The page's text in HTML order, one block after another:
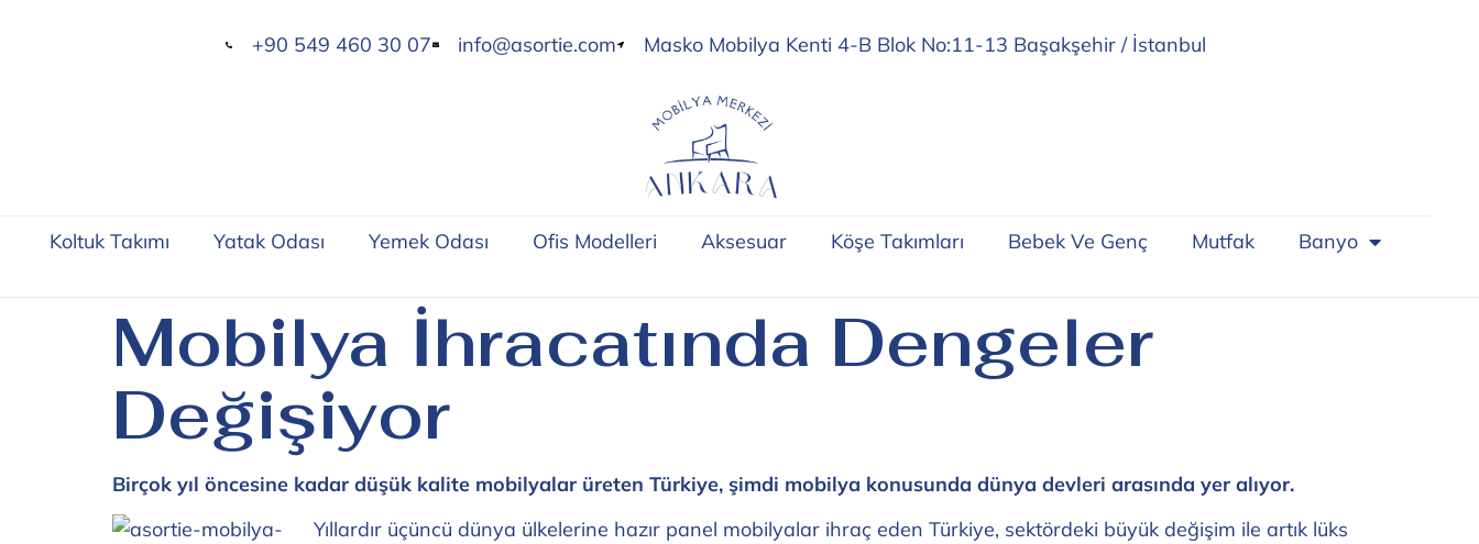
+90 549 460 30 07 info@asortie.com Masko Mobilya Kenti 4-B Blok No:11-13 Başakşehir / İstanbul
Koltuk Takımı Yatak Odası Yemek Odası Ofis Modelleri Aksesuar Köşe Takımları Bebek Ve Genç Mutfak Banyo
Mobilya İhracatında Dengeler
Değişiyor
Birçok yıl öncesine kadar düşük kalite mobilyalar üreten Türkiye, şimdi mobilya konusunda dünya devleri arasında yer alıyor.
Yıllardır üçüncü dünya ülkelerine hazır panel mobilyalar ihraç eden Türkiye, sektördeki büyük değişim ile artık lüks